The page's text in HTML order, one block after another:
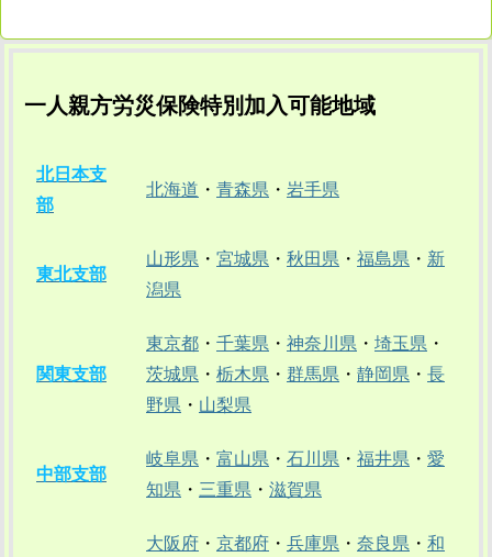
一人親方労災保険特別加入可能地域
北日本支
部
北海道 ・ 青森県 ・ 岩手県
東北支部
山形県 ・ 宮城県 ・ 秋田県 ・ 福島県 ・ 新
潟県
関東支部
東京都 ・ 千葉県 ・ 神奈川県 ・ 埼玉県 ・
茨城県 ・ 栃木県 ・ 群馬県 ・ 静岡県 ・ 長
野県 ・ 山梨県
中部支部
岐阜県 ・ 富山県 ・ 石川県 ・ 福井県 ・ 愛
知県 ・ 三重県 ・ 滋賀県
大阪府 ・ 京都府 ・ 兵庫県 ・ 奈良県 ・ 和